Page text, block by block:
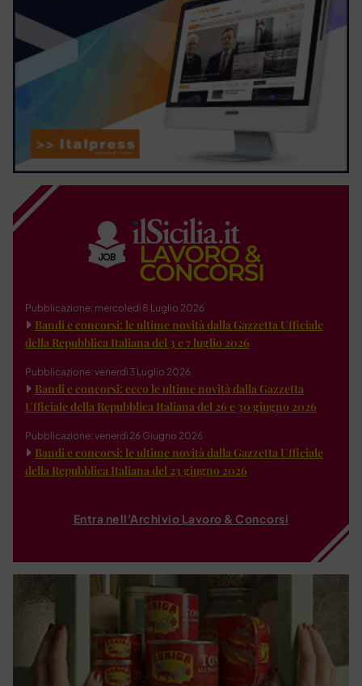
Pubblicazione: mercoledì 8 Luglio 2026
Bandi e concorsi: le ultime novità dalla Gazzetta Ufficiale
della Repubblica Italiana del 3 e 7 luglio 2026
Pubblicazione: venerdì 3 Luglio 2026
Bandi e concorsi: ecco le ultime novità dalla Gazzetta
Ufficiale della Repubblica Italiana del 26 e 30 giugno 2026
Pubblicazione: venerdì 26 Giugno 2026
Bandi e concorsi: le ultime novità dalla Gazzetta Ufficiale
della Repubblica Italiana del 23 giugno 2026
Entra nell'Archivio Lavoro & Concorsi